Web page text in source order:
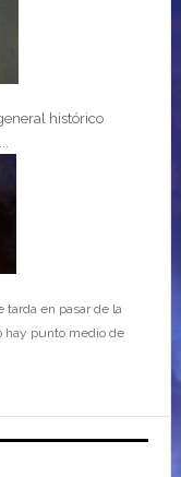
histórico
en pasar de la
hay punto medio de